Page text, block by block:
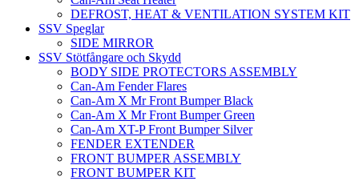
DEFROST, HEAT & VENTILATION SYSTEM KIT
SSV Speglar
SIDE MIRROR
SSV Stötfångare och Skydd
BODY SIDE PROTECTORS ASSEMBLY
Can-Am Fender Flares
Can-Am X Mr Front Bumper Black
Can-Am X Mr Front Bumper Green
Can-Am XT-P Front Bumper Silver
FENDER EXTENDER
FRONT BUMPER ASSEMBLY
FRONT BUMPER KIT